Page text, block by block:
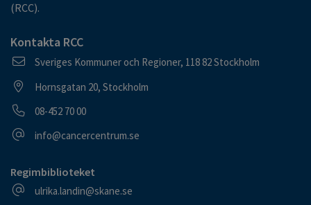
(RCC).
Kontakta RCC
Postadress
Sveriges Kommuner och Regioner, 118 82 Stockholm
Besöksadress
Hornsgatan 20, Stockholm
Telefonnummer
08-452 70 00
E-postadress
info@cancercentrum.se
Regimbiblioteket
E-postadress
ulrika.landin@skane.se